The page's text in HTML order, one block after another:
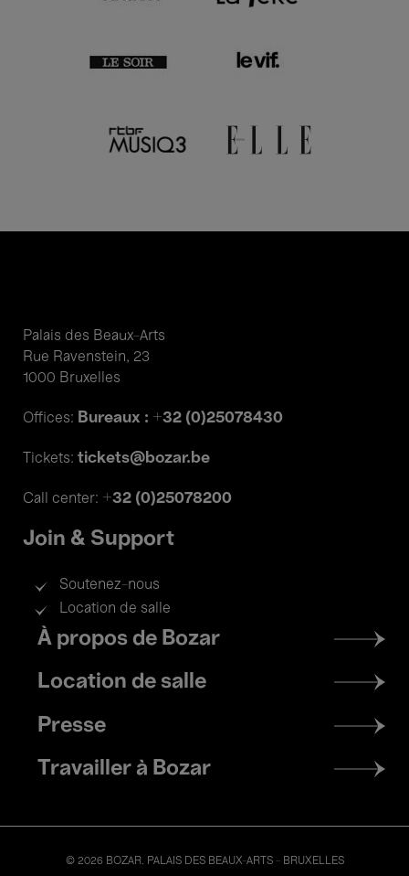
Palais des Beaux-Arts
Rue Ravenstein, 23
1000 Bruxelles
Offices: Bureaux : +32 (0)25078430
Tickets: tickets@bozar.be
Call center: +32 (0)25078200
Join & Support
Soutenez-nous
Location de salle
Footer
menu
À propos de Bozar
Location de salle
Presse
Travailler à Bozar
© 2026 BOZAR. PALAIS DES BEAUX-ARTS - BRUXELLES